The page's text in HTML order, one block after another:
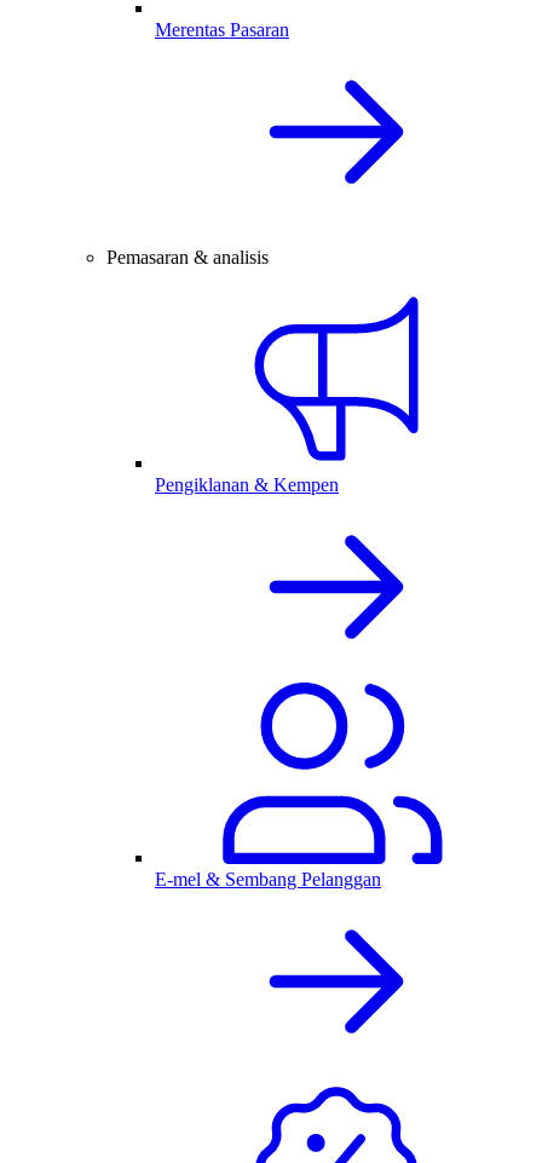
Merentas Pasaran
Pemasaran & analisis
Pengiklanan & Kempen
E-mel & Sembang Pelanggan